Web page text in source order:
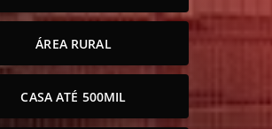
ÁREA RURAL
CASA ATÉ 500MIL